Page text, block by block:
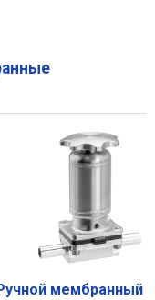
мембранный